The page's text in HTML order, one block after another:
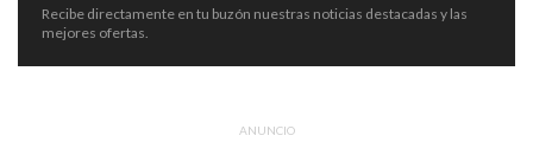
Recibe directamente en tu buzón nuestras noticias destacadas y las
mejores ofertas.
ANUNCIO